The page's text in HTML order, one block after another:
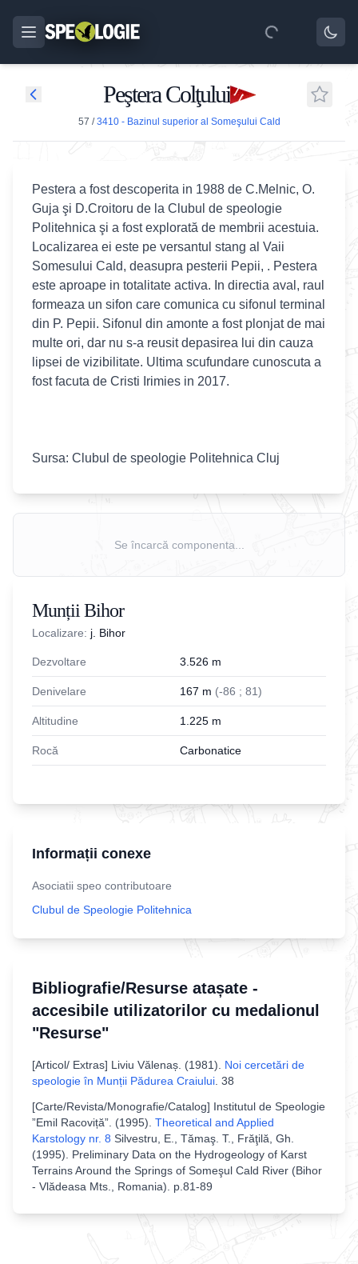
Peştera Colţului
57 /3410 - Bazinul superior al Someşului Cald
Pestera a fost descoperita in 1988 de C.Melnic, O.
Guja şi D.Croitoru de la Clubul de speologie
Politehnica şi a fost explorată de membrii acestuia.
Localizarea ei este pe versantul stang al Vaii
Somesului Cald, deasupra pesterii Pepii, . Pestera
este aproape in totalitate activa. In directia aval, raul
formeaza un sifon care comunica cu sifonul terminal
din P. Pepii. Sifonul din amonte a fost plonjat de mai
multe ori, dar nu s-a reusit depasirea lui din cauza
lipsei de vizibilitate. Ultima scufundare cunoscuta a
fost facuta de Cristi Irimies in 2017.
Sursa: Clubul de speologie Politehnica Cluj
Se încarcă componenta...
Munții Bihor
Localizare: j. Bihor
Dezvoltare 3.526 m
Denivelare 167 m (-86 ; 81)
Altitudine 1.225 m
Rocă Carbonatice
Informații conexe
Asociatii speo contributoare
Clubul de Speologie Politehnica
Bibliografie/Resurse atașate -
accesibile utilizatorilor cu medalionul
"Resurse"
[Articol/ Extras] Liviu Vălenaș . (1981). Noi cercetări de
speologie în Munții Pădurea Craiului 38
[Carte/Revista/Monografie/Catalog] Institutul de Speologie
”Emil Racoviță” . (1995). Theoretical and Applied
Karstology nr. 8 Silvestru, E., Tămaş. T., Frăţilă, Gh.
(1995). Preliminary Data on the Hydrogeology of Karst
Terrains Around the Springs of Someşul Cald River (Bihor
- Vlădeasa Mts., Romania)
p.81-89